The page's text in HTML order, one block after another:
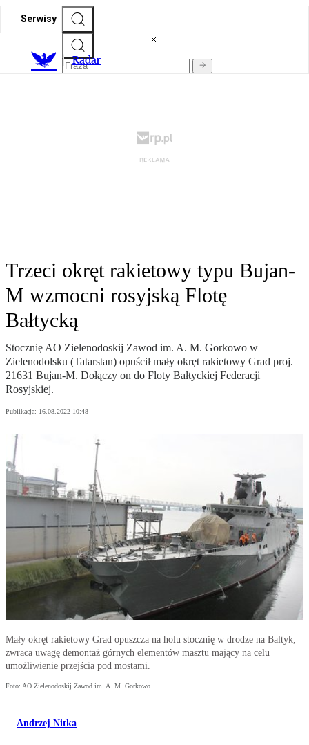
Serwisy
Radar
Trzeci okręt rakietowy typu Bujan-
M wzmocni rosyjską Flotę
Bałtycką
Stocznię AO Zielenodoskij Zawod im. A. M. Gorkowo w
Zielenodolsku (Tatarstan) opuścił mały okręt rakietowy Grad proj.
21631 Bujan-M. Dołączy on do Floty Bałtyckiej Federacji
Rosyjskiej.
Publikacja: 16.08.2022 10:48
Mały okręt rakietowy Grad opuszcza na holu stocznię w drodze na Baltyk,
zwraca uwagę demontaż górnych elementów masztu mający na celu
umożliwienie przejścia pod mostami.
Foto: AO Zielenodoskij Zawod im. A. M. Gorkowo
Andrzej Nitka